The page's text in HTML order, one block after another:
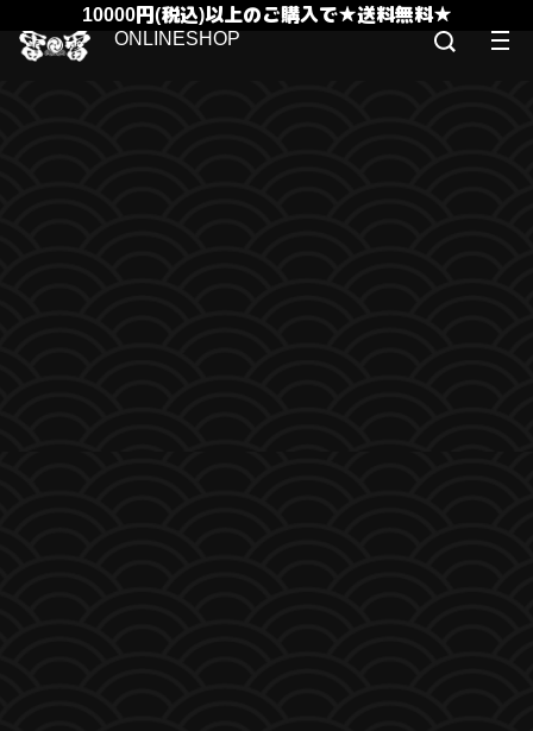
10000円(税込)以上のご購入で★送料無料★
ONLINESHOP